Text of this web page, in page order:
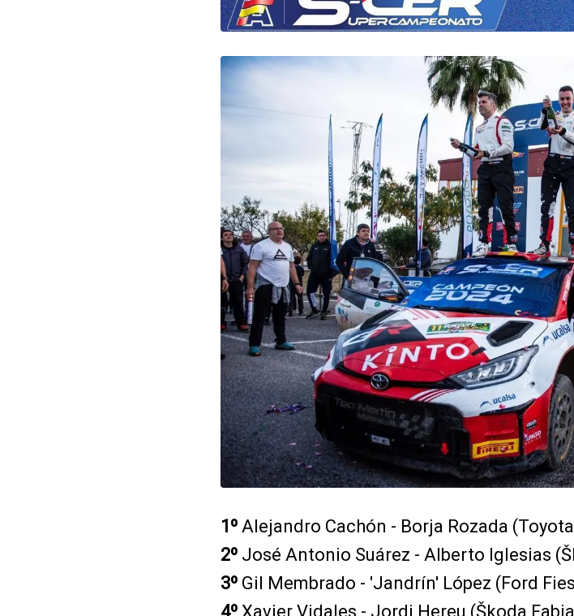
1º Alejandro Cachón - Borja Rozada
2º José Antonio Suárez - Alberto Iglesias
3º Gil Membrado - 'Jandrín' López (Ford
4º Xavier Vidales - Jordi Hereu (Škoda